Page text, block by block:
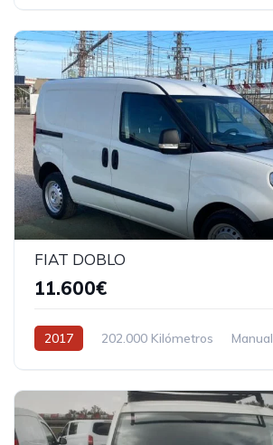
FIAT DOBLO
11.600€
2017 202.000 Kilómetros Manual